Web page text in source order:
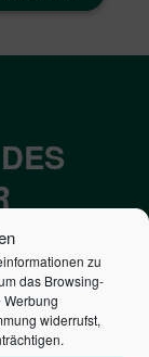
zu
das Browsing-
widerrufst,